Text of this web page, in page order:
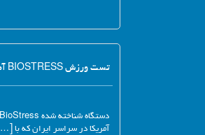
تست ورزش BIOSTRESS آمریکا
دستگاه شناخته شده BioStress
آمریکا در سراسر ایران که با […]